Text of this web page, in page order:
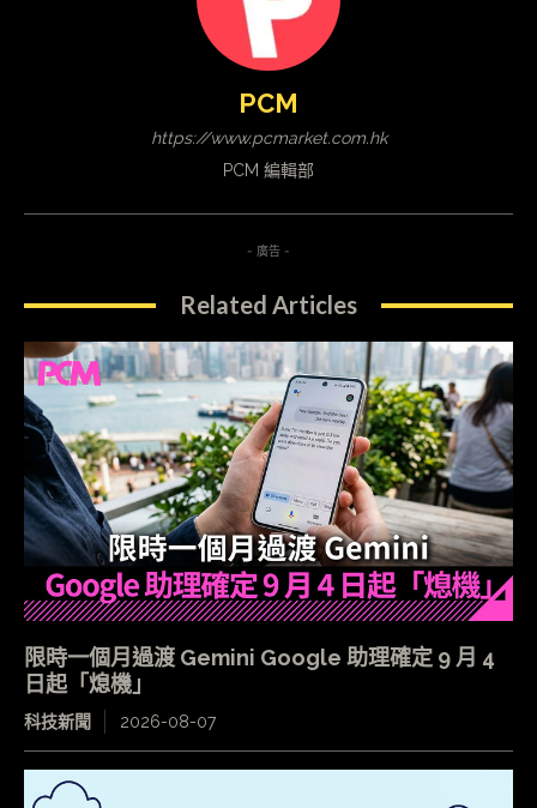
PCM
https://www.pcmarket.com.hk
PCM 編輯部
- 廣告 -
Related Articles
限時一個月過渡 Gemini Google 助理確定 9 月 4
日起「熄機」
科技新聞 2026-08-07